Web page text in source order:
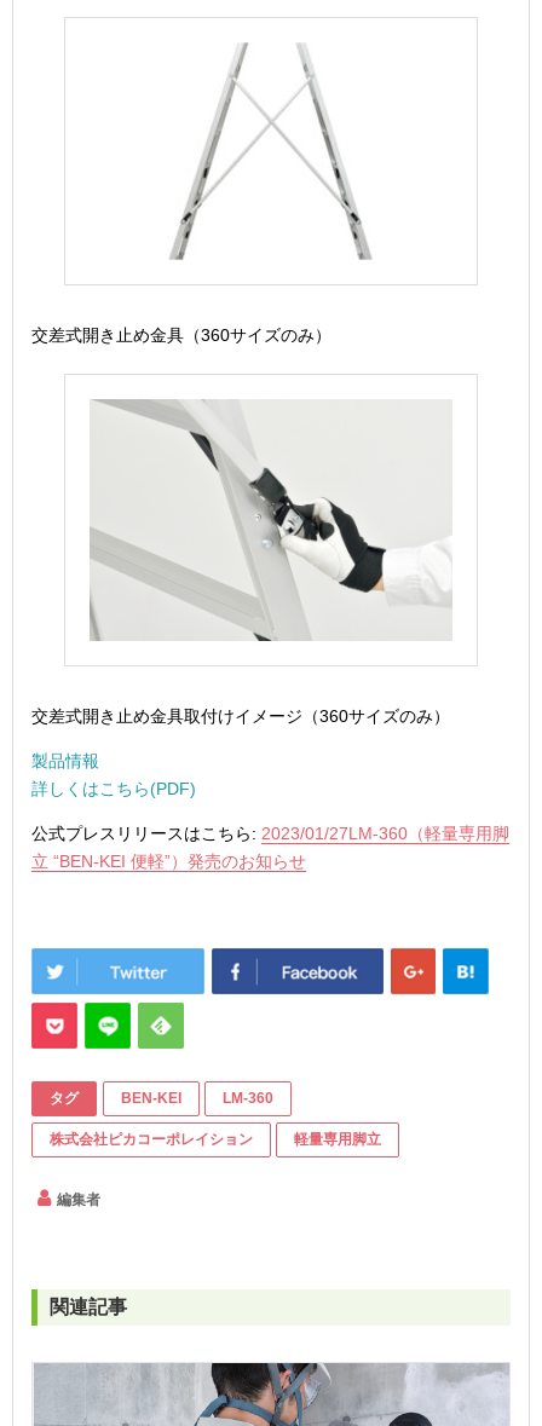
交差式開き止め金具（360サイズのみ）
交差式開き止め金具取付けイメージ（360サイズのみ）
製品情報
詳しくはこちら(PDF)
公式プレスリリースはこちら: 2023/01/27LM-360（軽量専用脚
立 “BEN-KEI 便軽”）発売のお知らせ
タグ BEN-KEI LM-360
株式会社ピカコーポレイション 軽量専用脚立
編集者
関連記事